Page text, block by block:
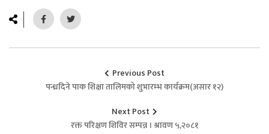
Previous Post
पन्ध्रदिने पाक शिक्षा तालिमको शुभारम्भ कार्यक्रम(असार १२)
Next Post
रक्त परिक्षण शिविर सम्पन्न । श्रावण ५,२०८१